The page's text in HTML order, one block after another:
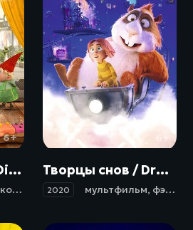
6+
Гномы в деле! / Die Heinzels - Rückkehr der Heinzelmännchen (2020)
комедия ,семейный,фэнтези
Творцы снов / Drømmebyggerne (2020)
2020 мультфильм, фэнтези